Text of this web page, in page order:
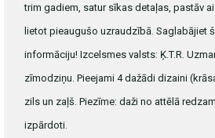
trim gadiem, satur sīkas detaļas, pastāv
lietot pieaugušo uzraudzībā. Saglabājiet
informāciju! Izcelsmes valsts: Ķ.T.R.
zīmodziņu. Pieejami 4 dažādi dizaini
zils un zaļš. Piezīme: daži no attēlā
izpārdoti.